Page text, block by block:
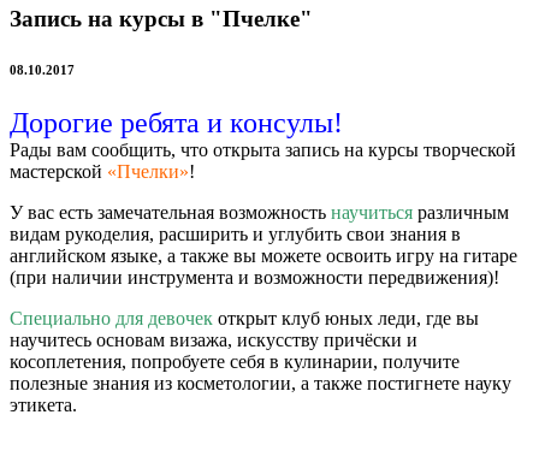
Запись на курсы в "Пчелке"
08.10.2017
Дорогие ребята и консулы!
Рады вам сообщить, что открыта запись на курсы творческой
мастерской «Пчелки»!
У вас есть замечательная возможность научиться различным
видам рукоделия, расширить и углубить свои знания в
английском языке, а также вы можете освоить игру на гитаре
(при наличии инструмента и возможности передвижения)!
Специально для девочек открыт клуб юных леди, где вы
научитесь основам визажа, искусству причёски и
косоплетения, попробуете себя в кулинарии, получите
полезные знания из косметологии, а также постигнете науку
этикета.